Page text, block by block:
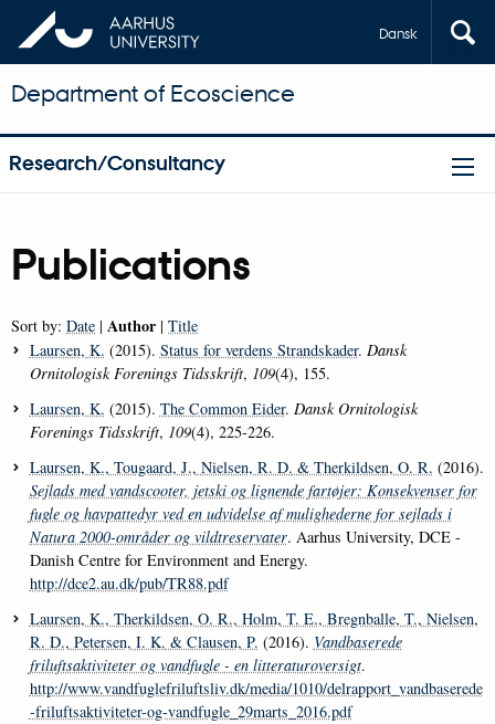
Dansk
Department of Ecoscience
Research/Consultancy
Publications
Sort by: Date | Author | Title
Laursen, K. (2015). Status for verdens Strandskader. Dansk
Ornitologisk Forenings Tidsskrift, 109(4), 155.
Laursen, K. (2015). The Common Eider. Dansk Ornitologisk
Forenings Tidsskrift, 109(4), 225-226.
Laursen, K., Tougaard, J., Nielsen, R. D. & Therkildsen, O. R. (2016).
Sejlads med vandscooter, jetski og lignende fartøjer: Konsekvenser for
fugle og havpattedyr ved en udvidelse af mulighederne for sejlads i
Natura 2000-områder og vildtreservater. Aarhus University, DCE -
Danish Centre for Environment and Energy.
http://dce2.au.dk/pub/TR88.pdf
Laursen, K., Therkildsen, O. R., Holm, T. E., Bregnballe, T., Nielsen,
R. D., Petersen, I. K. & Clausen, P. (2016). Vandbaserede
friluftsaktiviteter og vandfugle - en litteraturoversigt.
http://www.vandfuglefriluftsliv.dk/media/1010/delrapport_vandbaserede
-friluftsaktiviteter-og-vandfugle_29marts_2016.pdf